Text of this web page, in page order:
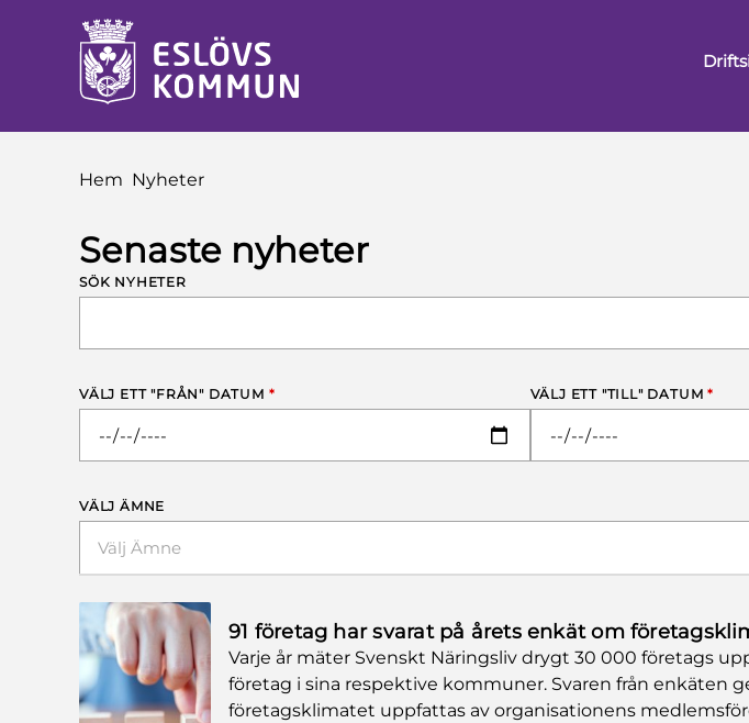
till innehåll
Du är här:
Hem Nyheter
Senaste nyheter
SÖK NYHETER
VÄLJ ETT "FRÅN" DATUM * VÄLJ ETT "TILL" DATUM*
VÄLJ ÄMNE
Välj Ämne
91 företag har svarat på årets enkät om
Varje år mäter Svenskt Näringsliv drygt 30 000 företags
företag i sina respektive kommuner. Svaren från enkäten
företagsklimatet uppfattas av organisationens